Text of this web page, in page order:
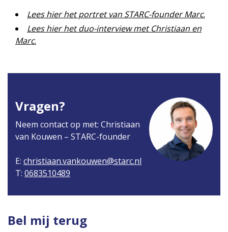
Lees hier het portret van STARC-founder Marc.
Lees hier het duo-interview met Christiaan en
Marc.
Vragen?
Neem contact op met: Christiaan
van Kouwen – STARC-founder
E: christiaan.vankouwen@starc.nl
T: 0683510489
Bel mij terug